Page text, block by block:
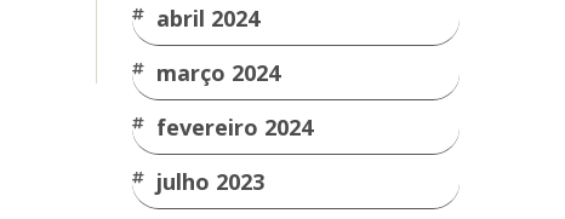
abril 2024
março 2024
fevereiro 2024
julho 2023